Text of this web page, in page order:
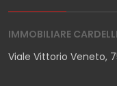
IMMOBILIARE
Viale Vittorio Veneto,